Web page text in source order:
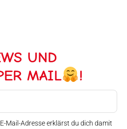
UND
MAIL
!
Mail-Adresse erklärst du dich damit